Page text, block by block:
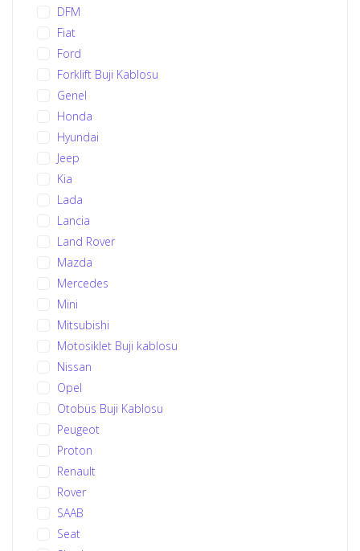
DFM
Fiat
Ford
Forklift Buji Kablosu
Genel
Honda
Hyundai
Jeep
Kia
Lada
Lancia
Land Rover
Mazda
Mercedes
Mini
Mitsubishi
Motosiklet Buji kablosu
Nissan
Opel
Otobüs Buji Kablosu
Peugeot
Proton
Renault
Rover
SAAB
Seat